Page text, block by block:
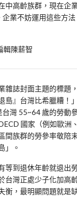
中高齡族群，現在企
企業不妨運用這些方
輯陳薪智
雜誌封面主題的標題
島』台灣比希臘糟！
台灣 55~64 歲的勞動
國家（例如歐洲
間族群的勞參率敬陪
」。
等到退休年齡就退出
台灣正處少子化加高
衡，最明顯問題就是